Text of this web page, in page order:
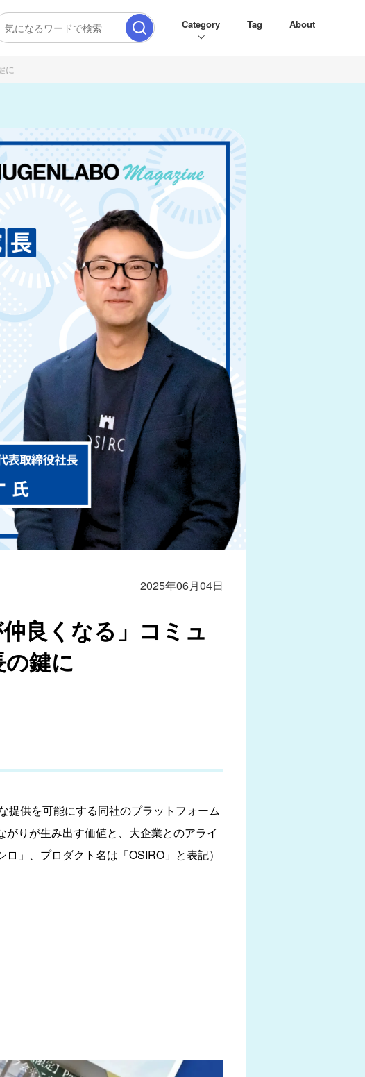
Category Tag About
に
2025年06月04日
良くなる」コミュ
鍵に
提供を可能にする同社のプラットフォーム
りが生み出す価値と、大企業とのアライ
」、プロダクト名は「OSIRO」と表記）